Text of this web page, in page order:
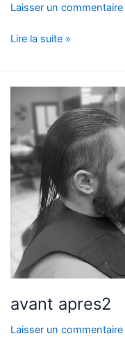
Laisser un commentaire
Lire la suite »
avant apres2
Laisser un commentaire
apres2